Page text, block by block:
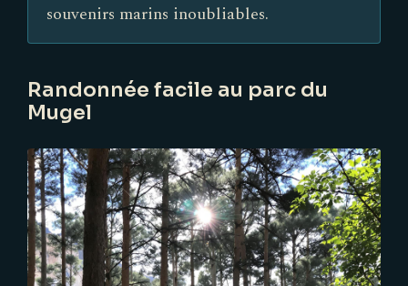
souvenirs marins inoubliables.
Randonnée facile au parc du
Mugel